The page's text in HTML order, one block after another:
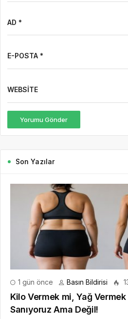
AD *
E-POSTA *
WEBSITE
Yorumu Gönder
Son Yazılar
1 gün önce Basın Bildirisi
Kilo Vermek mi, Yağ Vermek
Sanıyoruz Ama Değil!